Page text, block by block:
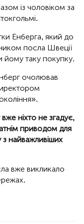
із чоловіком за
Енберга, який до
посла Швеції
йому таку покупку.
очолював
ніхто не згадує,
приводом для
найважливіших
вже викликало